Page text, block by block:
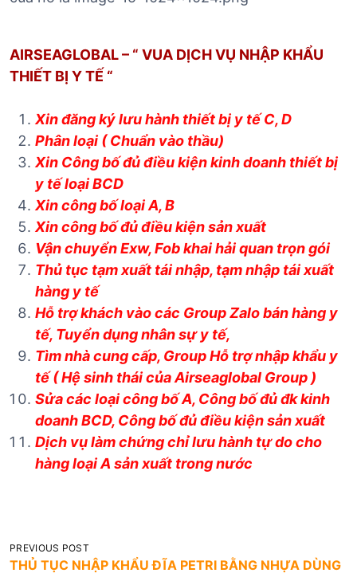
AIRSEAGLOBAL – “ VUA DỊCH VỤ NHẬP KHẨU
THIẾT BỊ Y TẾ “
Xin đăng ký lưu hành thiết bị y tế C, D
Phân loại ( Chuẩn vào thầu)
Xin Công bố đủ điều kiện kinh doanh thiết bị
y tế loại BCD
Xin công bố loại A, B
Xin công bố đủ điều kiện sản xuất
Vận chuyển Exw, Fob khai hải quan trọn gói
Thủ tục tạm xuất tái nhập, tạm nhập tái xuất
hàng y tế
Hỗ trợ khách vào các Group Zalo bán hàng y
tế, Tuyển dụng nhân sự y tế,
Tìm nhà cung cấp, Group Hỗ trợ nhập khẩu y
tế ( Hệ sinh thái của Airseaglobal Group )
Sửa các loại công bố A, Công bố đủ đk kinh
doanh BCD, Công bố đủ điều kiện sản xuất
Dịch vụ làm chứng chỉ lưu hành tự do cho
hàng loại A sản xuất trong nước
Đ
PREVIOUS POST
THỦ TỤC NHẬP KHẨU ĐĨA PETRI BẰNG NHỰA DÙNG